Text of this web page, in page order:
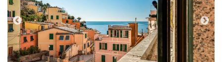
Previous